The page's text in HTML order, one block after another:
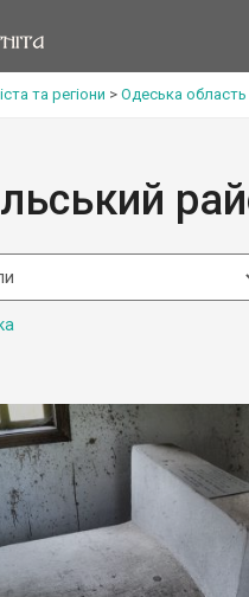
та регіони > Одеська область